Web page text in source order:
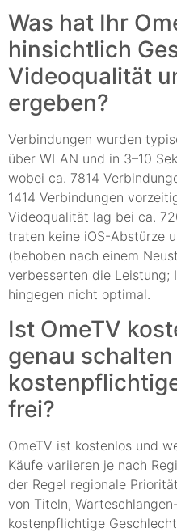
Was hat Ihr
hinsichtlich
Videoqualität
ergeben?
Verbindungen wurden
über WLAN und in 3–10
wobei ca. 7814
1414 Verbindungen
Videoqualität lag bei ca.
traten keine iOS-Abstürze
(behoben nach einem
verbesserten die Leistung;
hingegen nicht optimal.
Ist OmeTV
genau
frei?
OmeTV ist kostenlos und
Käufe variieren je nach
der Regel regionale
von Titeln,
kostenpflichtige